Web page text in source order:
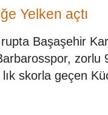
Yelken açtı
Başaşehir
zorlu
skorla geçen